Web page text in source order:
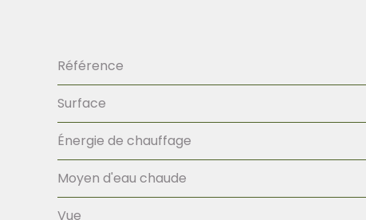
Référence
Surface
Énergie de chauffage
Moyen d'eau chaude
Vue